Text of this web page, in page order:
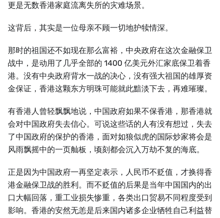
更是无数香港家庭流离失所的灾难场景。
这背后，其实是一位母亲不顾一切地护犊情深。
那时的祖国还不如现在那么富裕，中央政府在这次金融保卫
战中，是动用了几乎全部的 1400 亿美元外汇家底保卫着香
港。没有中央政府背水一战的决心，没有强大祖国的雄厚资
金保证，香港这颗东方明珠可能就此黯淡下去，再难璀璨。
有香港人曾轻飘飘地说，中国政府如果不保香港，那香港就
会对中国政府失去信心。可说这些话的人有没有想过，失去
了中国政府的保护的香港，面对如狼似虎的国际炒家将会是
风雨飘摇中的一页舢板，顷刻都会沉入万劫不复的海底。
正是因为中国政府一再坚定表示，人民币不贬值，才换得香
港金融保卫战的胜利。而不贬值的后果是当年中国国内的出
口大幅回落，重工业损失惨重，各类出口贸易不同程度受到
影响。香港的安然无恙是后来国内诸多企业牺牲自己利益替